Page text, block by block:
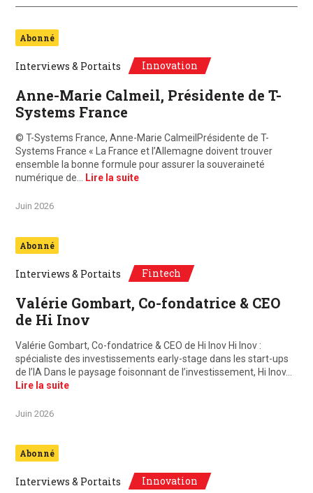
Abonné
Interviews & Portaits Innovation
Anne-Marie Calmeil, Présidente de T-
Systems France
© T-Systems France, Anne-Marie CalmeilPrésidente de T-
Systems France « La France et l’Allemagne doivent trouver
ensemble la bonne formule pour assurer la souveraineté
numérique de… Lire la suite
Juin 2026
Abonné
Interviews & Portaits Fintech
Valérie Gombart, Co-fondatrice & CEO
de Hi Inov
Valérie Gombart, Co-fondatrice & CEO de Hi Inov Hi Inov :
spécialiste des investissements early-stage dans les start-ups
de l’IA Dans le paysage foisonnant de l’investissement, Hi Inov…
Lire la suite
Juin 2026
Abonné
Interviews & Portaits Innovation